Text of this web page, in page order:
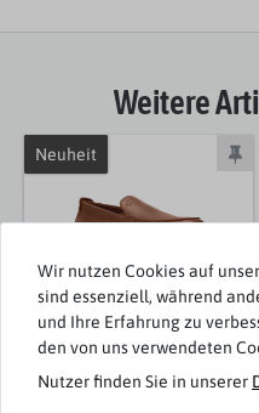
Weitere
Neuheit
Clarks
Wir nutzen Cookies auf
sind essenziell, während
und Ihre Erfahrung zu
den von uns verwendeten
Nutzer finden Sie in unserer